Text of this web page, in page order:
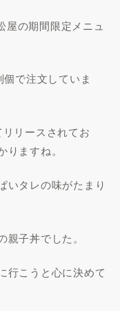
屋の期間限定メニュ
で注文していま
リースされてお
ますね。
いタレの味がたまり
子丼でした。
行こうと心に決めて